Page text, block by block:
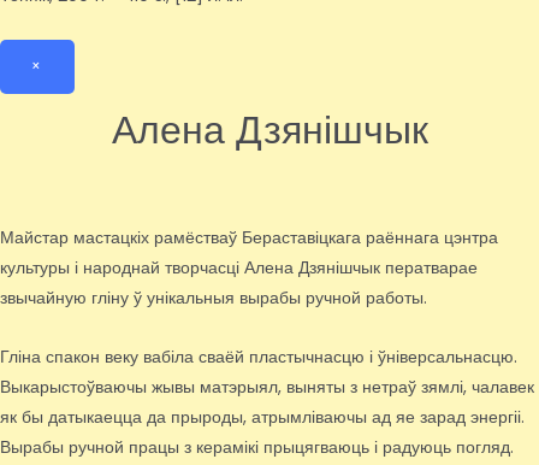
×
Алена Дзянішчык
Майстар мастацкіх рамёстваў Бераставіцкага раённага цэнтра
культуры і народнай творчасці Алена Дзянішчык ператварае
звычайную гліну ў унікальныя вырабы ручной работы.
Гліна спакон веку вабіла сваёй пластычнасцю і ўніверсальнасцю.
Выкарыстоўваючы жывы матэрыял, выняты з нетраў зямлі, чалавек
як бы датыкаецца да прыроды, атрымліваючы ад яе зарад энергіі.
Вырабы ручной працы з керамікі прыцягваюць і радуюць погляд.